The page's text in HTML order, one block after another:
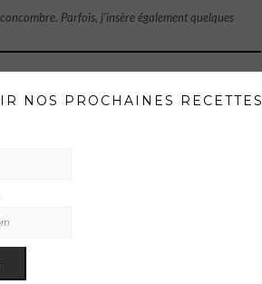
Parfois, j’insère également quelques
d’olive pendant quelques minutes. Terminer
le poulet en le débarrassant de ses os.
de sauce soja, quatre autres d’huile de
reposer une nuit au frais.
sa convenance pour que ça soit légèrement
NOS PROCHAINES RECETTES